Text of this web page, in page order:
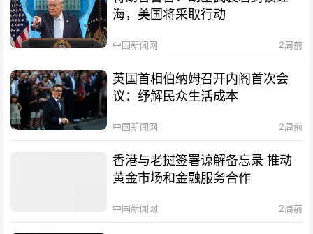
海，美国将采取行动
中国新闻网 2周前
英国首相伯纳姆召开内阁首次会
议：纾解民众生活成本
中国新闻网 2周前
香港与老挝签署谅解备忘录 推动
黄金市场和金融服务合作
中国新闻网 2周前